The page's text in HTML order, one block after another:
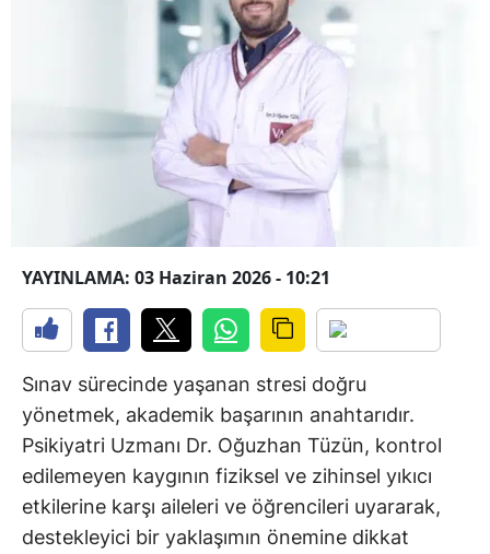
YAYINLAMA: 03 Haziran 2026 - 10:21
Sınav sürecinde yaşanan stresi doğru
yönetmek, akademik başarının anahtarıdır.
Psikiyatri Uzmanı Dr. Oğuzhan Tüzün, kontrol
edilemeyen kaygının fiziksel ve zihinsel yıkıcı
etkilerine karşı aileleri ve öğrencileri uyararak,
destekleyici bir yaklaşımın önemine dikkat